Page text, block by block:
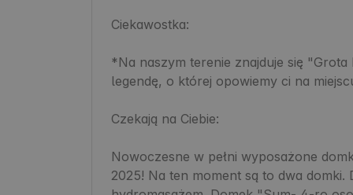
Ciekawostka:
*Na naszym terenie znajduje się
legendę, o której opowiemy ci na
Czekają na Ciebie:
Nowoczesne w pełni wyposażone
2025! Na ten moment są to dwa